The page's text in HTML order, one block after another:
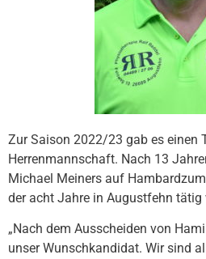
Zur Saison 2022/23 gab es einen
Herrenmannschaft. Nach 13
Michael Meiners auf
der acht Jahre in Augustfehn tätig
„Nach dem Ausscheiden von
unser Wunschkandidat. Wir sind